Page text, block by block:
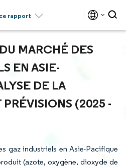
rapport
MARCHÉ DES
EN ASIE-
DE LA
(2025 -
gaz industriels en Asie-Pacifique
(azote, oxygène, dioxyde de